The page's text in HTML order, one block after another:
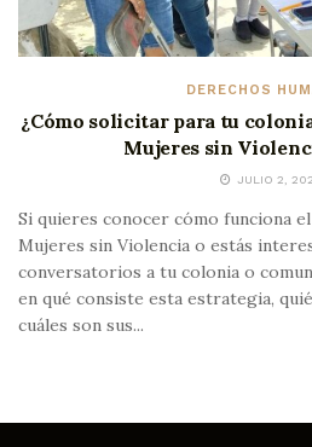
DERECHOS
¿Cómo solicitar para tu
Mujeres sin
JULIO 2,
Si quieres conocer cómo funciona
Mujeres sin Violencia o estás
conversatorios a tu colonia o
en qué consiste esta estrategia,
cuáles son sus...